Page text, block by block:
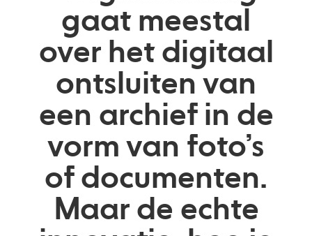
gaat meestal
over het digitaal
ontsluiten van
een archief in de
vorm van foto’s
of documenten.
Maar de echte